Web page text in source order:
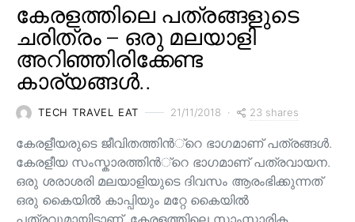
കേരളത്തിലെ പത്രങ്ങളുടെ
ചരിത്രം – ഒരു മലയാളി
അറിഞ്ഞിരിക്കേണ്ട
കാര്യങ്ങൾ..
TECH TRAVEL EAT 21/11/2018 23 shares
കേരളീയരുടെ ജീവിതത്തിന്‍്റെ ഭാഗമാണ് പത്രങ്ങള്‍.
കേരളീയ സംസ്കാരത്തിന്‍്റെ ഭാഗമാണ് പത്രവായന.
ഒരു ശരാശരി മലയാളിയുടെ ദിവസം ആരംഭിക്കുന്നത്
ഒരു കൈയില്‍ കാപ്പിയും മറ്റേ കൈയില്‍
പത്രവുമായിട്ടാണ്. കേരളത്തിലെ സാംസ്കാരിക